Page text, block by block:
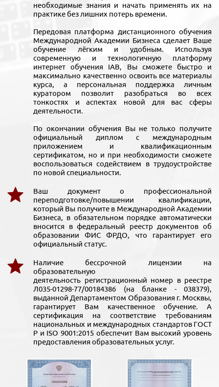
необходимые знания и начать применять их на
практике без лишних потерь времени.
Передовая платформа дистанционного обучения
Международной Академии Бизнеса сделает Ваше
обучение лёгким и удобным. Используя
современную и технологичную платформу
интернет обучения IAB, Вы сможете быстро и
максимально качественно освоить все материалы
курса, а персональная поддержка личным
куратором позволит разобраться во всех
тонкостях и аспектах новой для вас сферы
деятельности.
По окончании обучения Вы не только получите
официальный диплом с международным
приложением и квалификационным
сертификатом, но и при необходимости сможете
воспользоваться содействием в трудоустройстве
по новой специальности.
Ваш документ о профессиональной
переподготовке/повышении квалификации,
который Вы получите в Международной Академии
Бизнеса, в обязательном порядке автоматически
вносится в федеральный реестр документов об
образовании ФИС ФРДО, что гарантирует его
официальный статус.
Наличие бессрочной лицензии на
образовательную
деятельность регистрационный номер в реестре
Л035-01298-77/00184386 (на бланке - 038379),
выданной Департаментом Образования г. Москвы,
гарантирует Вам качественное обучение. А
сертификация на соответствие требованиям
национальных и международных стандартов ГОСТ
Р и ISO 9001:2015 обеспечит Вам высокий уровень
предоставления образовательных услуг.